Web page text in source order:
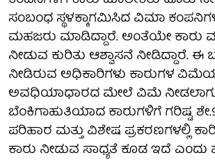
ಸಂಬಂಧ ಸ್ಥಳಕ್ಕಾಗಮಿಸಿದ ವಿಮಾ
ಮಹಜರು ಮಾಡಿದ್ದಾರೆ. ಅಂತೆಯೇ ಕಾರು
ನೀಡುವ ಕುರಿತು ಆಶ್ವಾಸನೆ ನೀಡಿದ್ದಾರೆ. ಈ
ನೀಡಿರುವ ಅಧಿಕಾರಿಗಳು ಕಾರುಗಳ
ಅವಧಿಯಾಧಾರದ ಮೇಲೆ ವಿಮೆ
ಬೆಂಕಿಗಾಹುತಿಯಾದ ಕಾರುಗಳಿಗೆ ಗರಿಷ್ಟ
ಪರಿಹಾರ ಮತ್ತು ವಿಶೇಷ ಪ್ರಕರಣಗಳಲ್ಲಿ
ಕಾರು ನೀಡುವ ಸಾಧ್ಯತೆ ಕೂಡ ಇದೆ ಎಂದು